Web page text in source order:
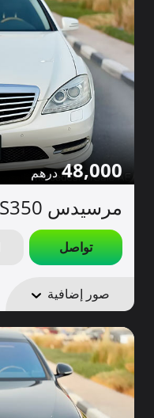
48,000
مرسيدس S350 للبيع
تواصل
صور إضافية